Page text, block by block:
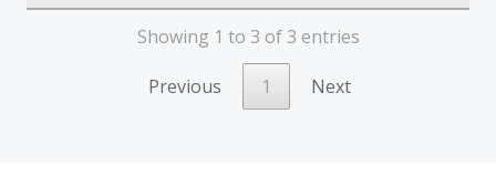
Showing 1 to 3 of 3 entries
Previous 1 Next